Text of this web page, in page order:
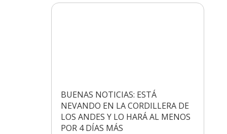
BUENAS NOTICIAS: ESTÁ
NEVANDO EN LA CORDILLERA DE
LOS ANDES Y LO HARÁ AL MENOS
POR 4 DÍAS MÁS